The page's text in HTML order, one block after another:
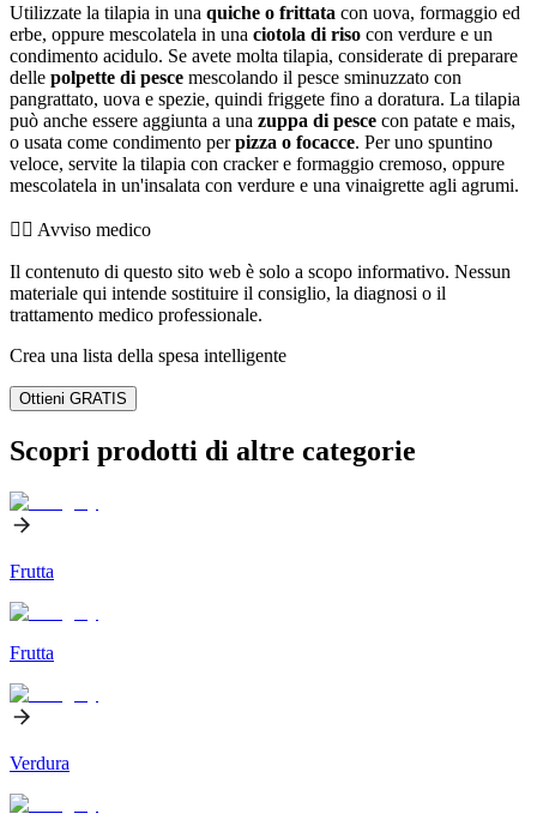
Utilizzate la tilapia in una quiche o frittata con uova, formaggio ed
erbe, oppure mescolatela in una ciotola di riso con verdure e un
condimento acidulo. Se avete molta tilapia, considerate di preparare
delle polpette di pesce mescolando il pesce sminuzzato con
pangrattato, uova e spezie, quindi friggete fino a doratura. La tilapia
può anche essere aggiunta a una zuppa di pesce con patate e mais,
o usata come condimento perpizza o focacce. Per uno spuntino
veloce, servite la tilapia con cracker e formaggio cremoso, oppure
mescolatela in un'insalata con verdure e una vinaigrette agli agrumi.
👨‍⚕️️ Avviso medico
Il contenuto di questo sito web è solo a scopo informativo. Nessun
materiale qui intende sostituire il consiglio, la diagnosi o il
trattamento medico professionale.
Crea una lista della spesa intelligente
Ottieni GRATIS
Scopri prodotti di altre categorie
Frutta
Frutta
Verdura